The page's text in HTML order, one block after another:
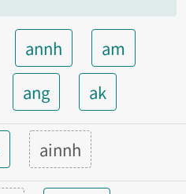
annh
am
ang ak
ainnh